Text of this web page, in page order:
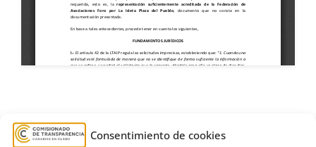
Consentimiento de cookies
Ayuntamiento de Las Palmas de Gran Canaria
Desisitimiento,El Sebadal,evacuación,